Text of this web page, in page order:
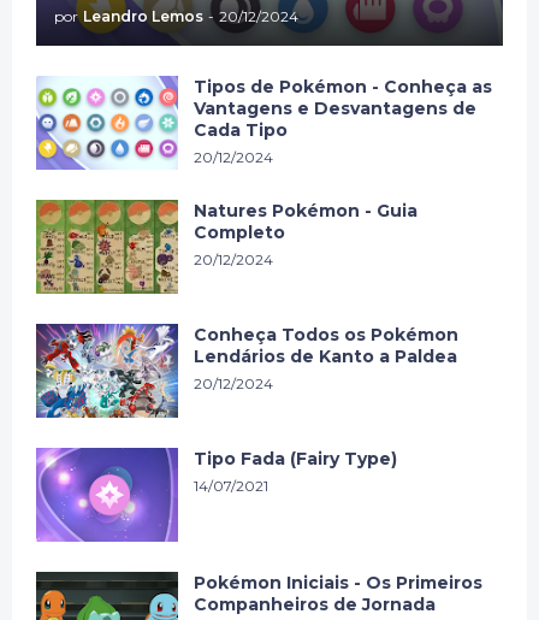
por Leandro Lemos - 20/12/2024
Tipos de Pokémon - Conheça as
Vantagens e Desvantagens de
Cada Tipo
20/12/2024
Natures Pokémon - Guia
Completo
20/12/2024
Conheça Todos os Pokémon
Lendários de Kanto a Paldea
20/12/2024
Tipo Fada (Fairy Type)
14/07/2021
Pokémon Iniciais - Os Primeiros
Companheiros de Jornada